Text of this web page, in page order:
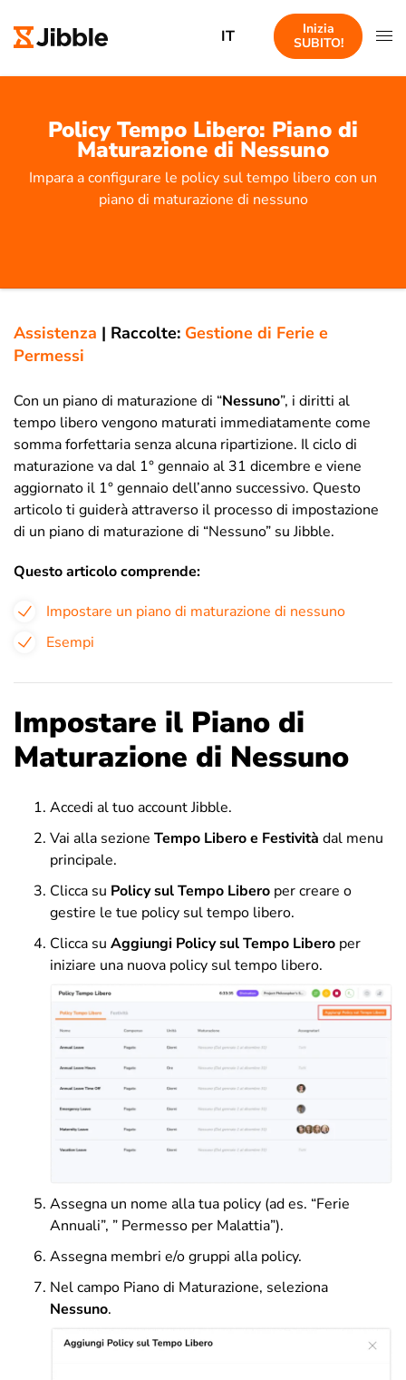
IT
Inizia
SUBITO!
Policy Tempo Libero: Piano di
Maturazione di Nessuno
Impara a configurare le policy sul tempo libero con un
piano di maturazione di nessuno
Assistenza | Raccolte: Gestione di Ferie e
Permessi
Con un piano di maturazione di “Nessuno”, i diritti al
tempo libero vengono maturati immediatamente come
somma forfettaria senza alcuna ripartizione. Il ciclo di
maturazione va dal 1° gennaio al 31 dicembre e viene
aggiornato il 1° gennaio dell’anno successivo. Questo
articolo ti guiderà attraverso il processo di impostazione
di un piano di maturazione di “Nessuno” su Jibble.
Questo articolo comprende:
Impostare un piano di maturazione di nessuno
Esempi
Impostare il Piano di
Maturazione di Nessuno
Accedi al tuo account Jibble.
Vai alla sezione Tempo Libero e Festività dal menu
principale.
Clicca su Policy sul Tempo Libero per creare o
gestire le tue policy sul tempo libero.
Clicca su Aggiungi Policy sul Tempo Libero per
iniziare una nuova policy sul tempo libero.
Assegna un nome alla tua policy (ad es. “Ferie
Annuali”, ” Permesso per Malattia”).
Assegna membri e/o gruppi alla policy.
Nel campo Piano di Maturazione, seleziona
Nessuno.